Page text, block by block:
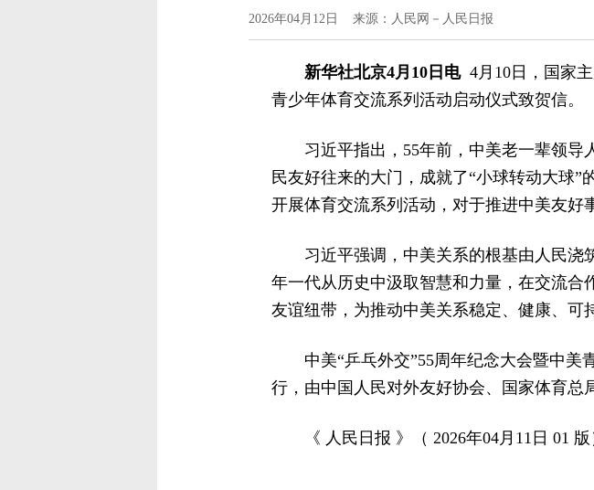
2026年04月12日 来源：人民网－人民日报
新华社北京4月10日电4月10日，国家主
青少年体育交流系列活动启动仪式致贺信。
习近平指出，55年前，中美老一辈领
民友好往来的大门，成就了“小球转动大球”
开展体育交流系列活动，对于推进中美友好
习近平强调，中美关系的根基由人民
年一代从历史中汲取智慧和力量，在交流
友谊纽带，为推动中美关系稳定、健康、可
中美“乒乓外交”55周年纪念大会暨中
行，由中国人民对外友好协会、国家体育总
《 人民日报 》（ 2026年04月11日 01 版